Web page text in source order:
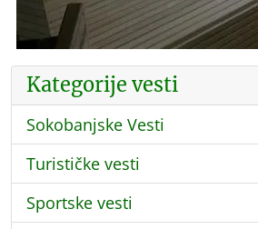
Kategorije vesti
Sokobanjske Vesti
Turističke vesti
Sportske vesti